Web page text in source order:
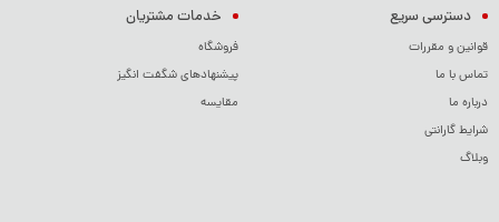
دسترسی سریع
قوانین و مقررات
تماس با ما
درباره ما
شرایط گارانتی
وبلاگ
خدمات مشتریان
فروشگاه
پیشنهادهای شگفت انگیز
مقایسه